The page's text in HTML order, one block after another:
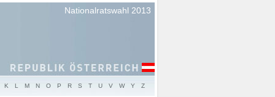
Nationalratswahl 2013
K L M N O P R S T U V W Y Z